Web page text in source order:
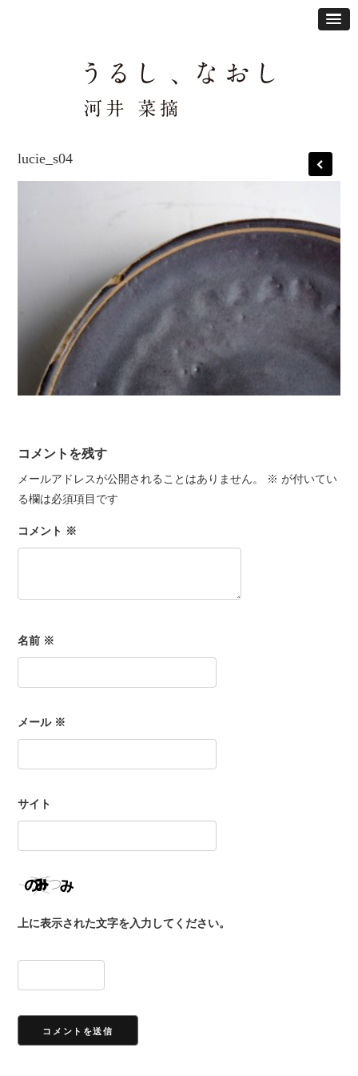
lucie_s04
コメントを残す
メールアドレスが公開されることはありません。 ※ が付いてい
る欄は必須項目です
コメント ※
名前 ※
メール ※
サイト
上に表示された文字を入力してください。